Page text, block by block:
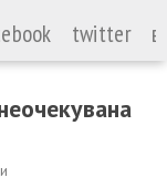
twitter